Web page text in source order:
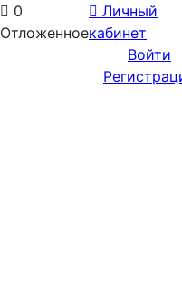
0
Отложенное
Личный
кабинет
Войти